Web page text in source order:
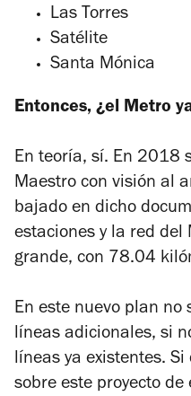
Las Torres
Satélite
Santa Mónica
Entonces, ¿el Metro
En teoría, sí. En 2018
Maestro con visión al
bajado en dicho
estaciones y la red del
grande, con 78.04
En este nuevo plan no
líneas adicionales, si
líneas ya existentes.
sobre este proyecto de